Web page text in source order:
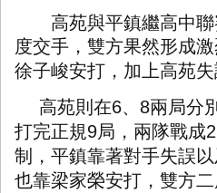
高苑與平鎮繼高中聯
度交手，雙方果然形成
徐子峻安打，加上高苑
高苑則在6、 8兩局分
打完正規9局，兩隊戰成2
制，平鎮靠著對手失誤
也靠梁家榮安打，雙方二